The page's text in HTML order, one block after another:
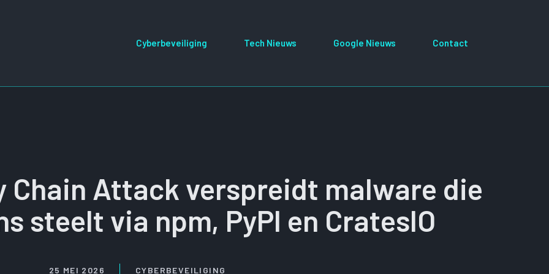
Cyberbeveiliging Tech Nieuws Google Nieuws Contact
Chain Attack verspreidt malware die
steelt via npm, PyPI en CratesIO
25 MEI 2026 CYBERBEVEILIGING